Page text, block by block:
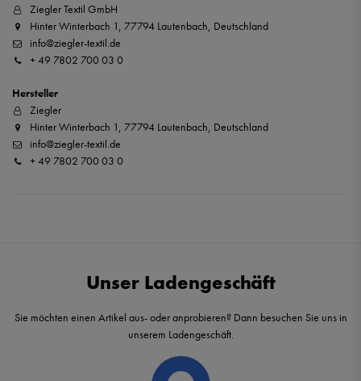
Ziegler Textil GmbH
Hinter Winterbach 1, 77794 Lautenbach, Deutschland
info@ziegler-textil.de
+ 49 7802 700 03 0
Hersteller
Ziegler
Hinter Winterbach 1, 77794 Lautenbach, Deutschland
info@ziegler-textil.de
+ 49 7802 700 03 0
Unser Ladengeschäft
Sie möchten einen Artikel aus- oder anprobieren? Dann besuchen Sie uns in
unserem Ladengeschäft.